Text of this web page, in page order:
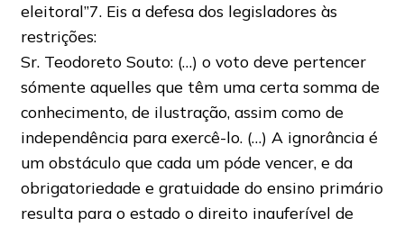
eleitoral”7. Eis a defesa dos legisladores às
restrições:
Sr. Teodoreto Souto: (…) o voto deve pertencer
sómente aquelles que têm uma certa somma de
conhecimento, de ilustração, assim como de
independência para exercê-lo. (…) A ignorância é
um obstáculo que cada um póde vencer, e da
obrigatoriedade e gratuidade do ensino primário
resulta para o estado o direito inauferível de